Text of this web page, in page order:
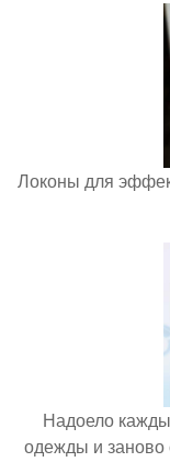
Локоны для
Надоело
одежды и заново